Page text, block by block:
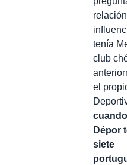
tenía
club
el
Dépor
siete